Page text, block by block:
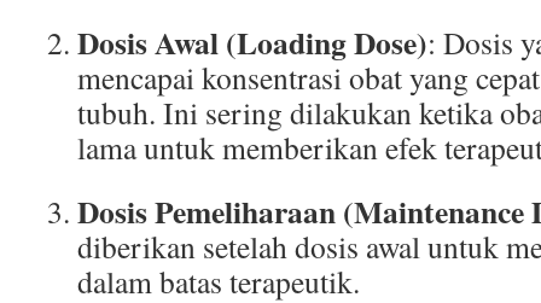
Dosis Awal (Loading Dose): Dosis
mencapai konsentrasi obat yang
tubuh. Ini sering dilakukan ketika
lama untuk memberikan efek
Dosis Pemeliharaan (Maintenance
diberikan setelah dosis awal untuk
dalam batas terapeutik.